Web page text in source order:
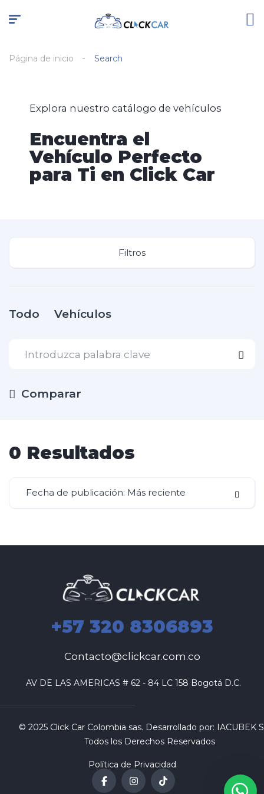
Página de inicio Search
Explora nuestro catálogo de vehículos
Encuentra el
Vehículo Perfecto
para Ti en Click Car
Filtros
Todo Vehículos
Comparar
0 Resultados
Fecha de publicación: Más reciente
+57 320 8306893
Contacto@clickcar.com.co
AV DE LAS AMERICAS # 62 - 84 LC 158 Bogotá D.C.
© 2025 Click Car Colombia sas. Desarrollado por: IACUBEK
Todos los Derechos Reservados
Política de Privacidad